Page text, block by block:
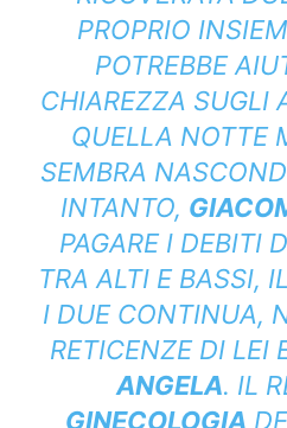
PROPRIO
POTREBBE
CHIAREZZA SUGLI
QUELLA NOTTE
SEMBRA
INTANTO,
PAGARE I DEBITI
TRA ALTI E BASSI,
I DUE CONTINUA,
RETICENZE DI LEI
ANGELA. IL
GINECOLOGIA